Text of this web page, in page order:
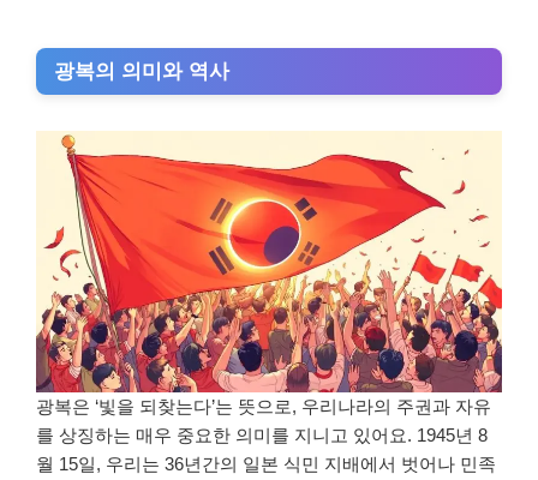
광복의 의미와 역사
광복은 ‘빛을 되찾는다’는 뜻으로, 우리나라의 주권과 자유
를 상징하는 매우 중요한 의미를 지니고 있어요. 1945년 8
월 15일, 우리는 36년간의 일본 식민 지배에서 벗어나 민족